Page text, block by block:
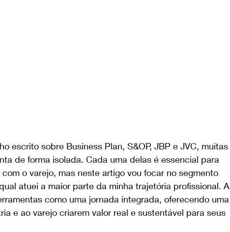
escrito sobre Business Plan, S&OP, JBP e JVC, muitas
de forma isolada. Cada uma delas é essencial para
o varejo, mas neste artigo vou focar no segmento
atuei a maior parte da minha trajetória profissional. A
como uma jornada integrada, oferecendo uma
e ao varejo criarem valor real e sustentável para seus